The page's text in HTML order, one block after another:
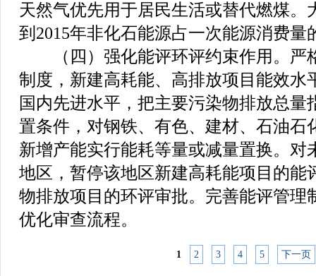
天然气优先用于居民生活或替代燃煤。
到2015年非化石能源占一次能源消费量
（四）强化能评环评约束作用。严
制度，新建高耗能、高排放项目能效水
国内先进水平，把主要污染物排放总量
置条件，对钢铁、有色、建材、石油石
新增产能实行能耗等量或减量置换。对
地区，暂停该地区新建高耗能项目的能
物排放项目的环评审批。完善能评管理
优化审查流程。
1 2 3 4 5 下一页